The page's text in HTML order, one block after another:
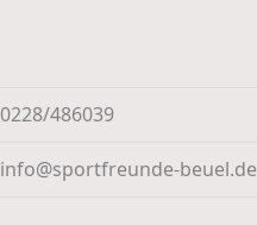
0228/486039
info@sportfreunde-beuel.de